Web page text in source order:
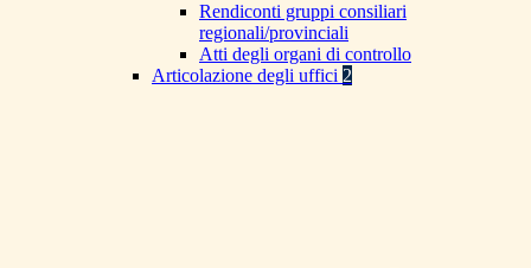
Rendiconti gruppi consiliari
regionali/provinciali
Atti degli organi di controllo
Articolazione degli uffici 2